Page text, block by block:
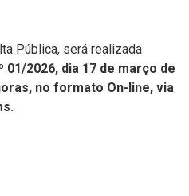
Pública, será realizada
01/2026, dia 17 de março de
no formato On-line, via